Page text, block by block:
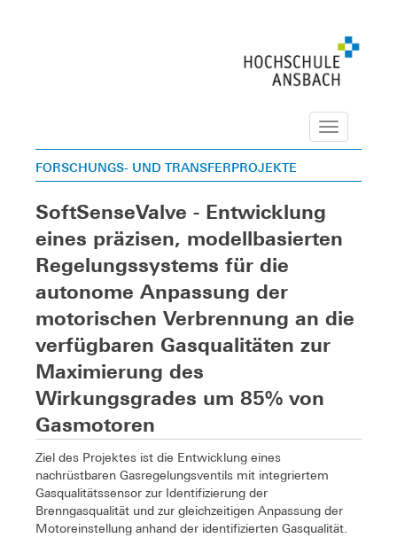
Navigation
FORSCHUNGS- UND TRANSFERPROJEKTE
SoftSenseValve - Entwicklung
eines präzisen, modellbasierten
Regelungssystems für die
autonome Anpassung der
motorischen Verbrennung an die
verfügbaren Gasqualitäten zur
Maximierung des
Wirkungsgrades um 85% von
Gasmotoren
Ziel des Projektes ist die Entwicklung eines
nachrüstbaren Gasregelungsventils mit integriertem
Gasqualitätssensor zur Identifizierung der
Brenngasqualität und zur gleichzeitigen Anpassung der
Motoreinstellung anhand der identifizierten Gasqualität.